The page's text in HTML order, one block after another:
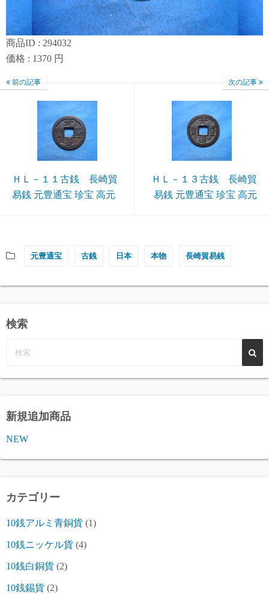
商品ID : 294032
価格 : 1370 円
前の記事
ＨＬ－１１古銭 長崎貿
易銭 元豊通宝 珍宝 高元
次の記事
ＨＬ－１３古銭 長崎貿
易銭 元豊通宝 珍宝 高元
元豊通宝 古銭 日本 本物 長崎貿易銭
検索
新規追加商品
NEW
カテゴリー
10銭アルミ青銅貨 (1)
10銭ニッケル貨 (4)
10銭白銅貨 (2)
10銭錫貨 (2)